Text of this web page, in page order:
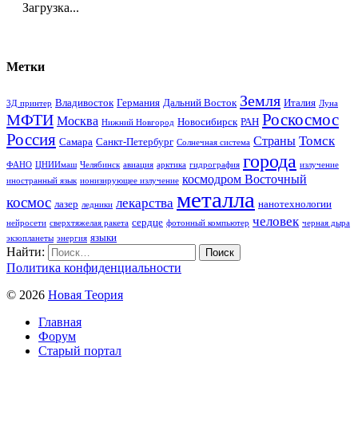
Загрузка...
Метки
3Д принтер Владивосток Германия Дальний Восток Земля Италия Луна
МФТИ Москва Нижний Новгород Новосибирск РАН Роскосмос
Россия Самара Санкт-Петербург Солнечная система Страны Томск
ФАНО ЦНИИмаш Челябинск авиация арктика гидрография города излучение
иностранный язык ионизирующее излучение космодром Восточный
космос лазер ледники лекарства металла нанотехнологии
нейросети сверхтяжелая ракета сердце фотонный компьютер человек черная дыра
экзопланеты энергия языки
Найти:
Политика конфиденциальности
© 2026 Новая Теория
Главная
Форум
Старый портал